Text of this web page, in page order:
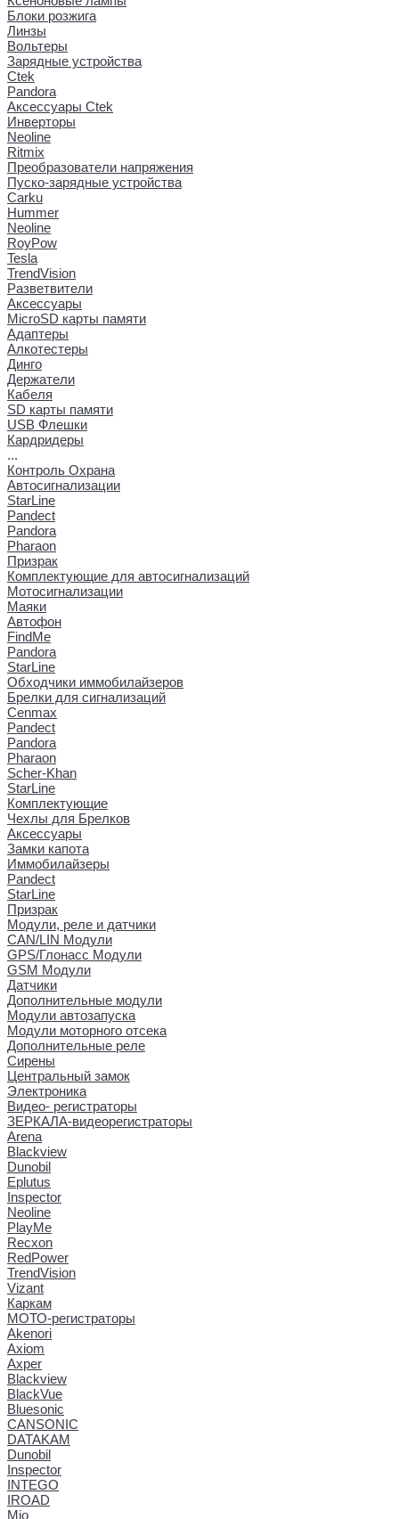
Блоки розжига
Линзы
Вольтеры
Зарядные устройства
Ctek
Pandora
Аксессуары Ctek
Инверторы
Neoline
Ritmix
Преобразователи напряжения
Пуско-зарядные устройства
Carku
Hummer
Neoline
RoyPow
Tesla
TrendVision
Разветвители
Аксессуары
MicroSD карты памяти
Адаптеры
Алкотестеры
Динго
Держатели
Кабеля
SD карты памяти
USB Флешки
Кардридеры
...
Контроль Охрана
Автосигнализации
StarLine
Pandect
Pandora
Pharaon
Призрак
Комплектующие для автосигнализаций
Мотосигнализации
Маяки
Автофон
FindMe
Pandora
StarLine
Обходчики иммобилайзеров
Брелки для сигнализаций
Cenmax
Pandect
Pandora
Pharaon
Scher-Khan
StarLine
Комплектующие
Чехлы для Брелков
Аксессуары
Замки капота
Иммобилайзеры
Pandect
StarLine
Призрак
Модули, реле и датчики
CAN/LIN Модули
GPS/Глонасс Модули
GSM Модули
Датчики
Дополнительные модули
Модули автозапуска
Модули моторного отсека
Дополнительные реле
Сирены
Центральный замок
Электроника
Видео- регистраторы
ЗЕРКАЛА-видеорегистраторы
Arena
Blackview
Dunobil
Eplutus
Inspector
Neoline
PlayMe
Recxon
RedPower
TrendVision
Vizant
Каркам
МОТО-регистраторы
Akenori
Axiom
Axper
Blackview
BlackVue
Bluesonic
CANSONIC
DATAKAM
Dunobil
Inspector
INTEGO
IROAD
Mio